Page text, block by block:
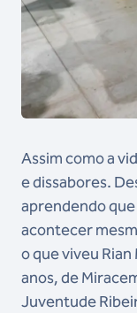
Assim como a
e dissabores.
aprendendo
acontecer
o que viveu Rian
anos, de
Juventude